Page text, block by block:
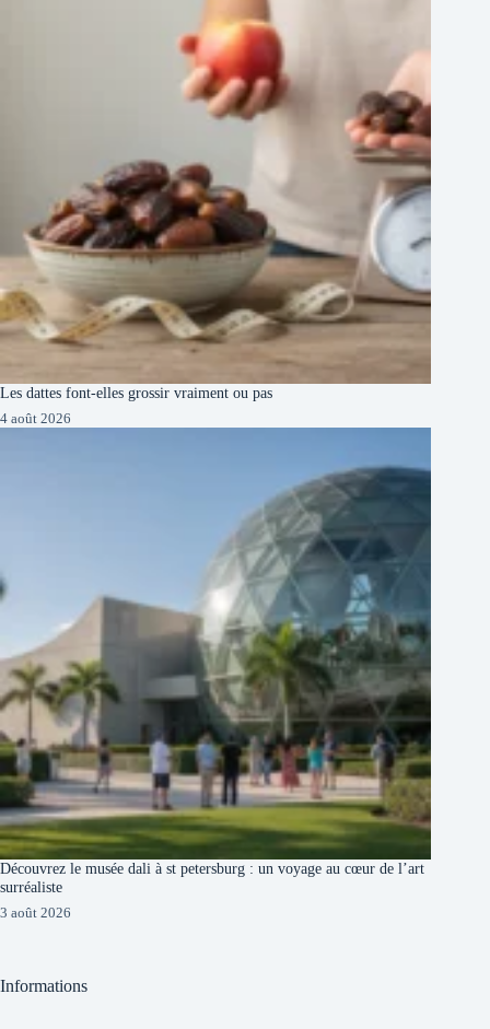
Les dattes font-elles grossir vraiment ou pas
4 août 2026
Découvrez le musée dali à st petersburg : un voyage au cœur de l’art
surréaliste
3 août 2026
Informations